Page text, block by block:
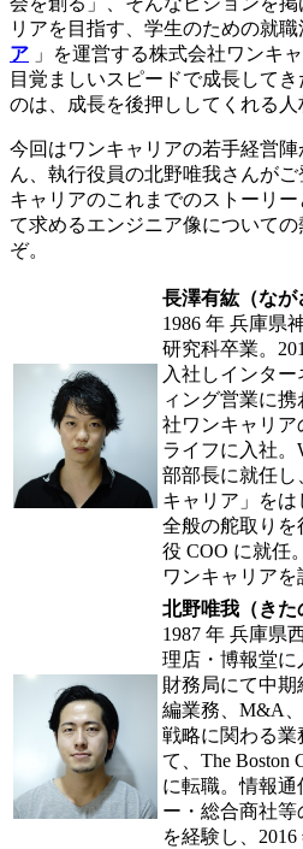
リアを目指す、学生のための就職
ア 」を運営する株式会社ワンキ
目覚ましいスピードで成長して
のは、成長を後押ししてくれる人
今回はワンキャリアの若手経営
ん、執行役員の北野唯我さんが
キャリアのこれまでのストーリ
て求めるエンジニア像について
ぞ。
長澤有紘（なが
1986 年 兵庫県
研究科卒業。
入社しインタ
ィング営業に携
社ワンキャリア
ライフに入社
部部長に就任し
キャリア」をは
全般の舵取りを
役 COO に就任
ワンキャリアを
北野唯我（きた
1987 年 兵庫県
理店・博報堂に
財務局にて中
編業務、M&A
戦略に関わる業
て、The Boston
に転職。情報通
ー・総合商社
を経験し、